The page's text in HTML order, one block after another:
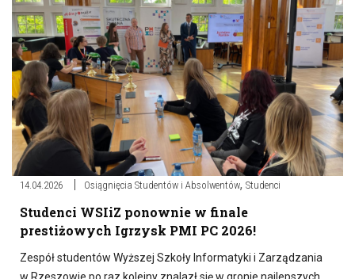
14.04.2026 Osiągnięcia Studentów i Absolwentów, Studenci
Studenci WSIiZ ponownie w finale
prestiżowych Igrzysk PMI PC 2026!
Zespół studentów Wyższej Szkoły Informatyki i Zarządzania